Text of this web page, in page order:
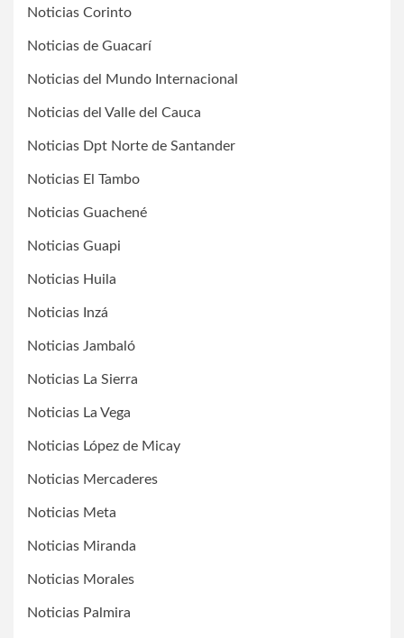
Noticias Corinto
Noticias de Guacarí
Noticias del Mundo Internacional
Noticias del Valle del Cauca
Noticias Dpt Norte de Santander
Noticias El Tambo
Noticias Guachené
Noticias Guapi
Noticias Huila
Noticias Inzá
Noticias Jambaló
Noticias La Sierra
Noticias La Vega
Noticias López de Micay
Noticias Mercaderes
Noticias Meta
Noticias Miranda
Noticias Morales
Noticias Palmira